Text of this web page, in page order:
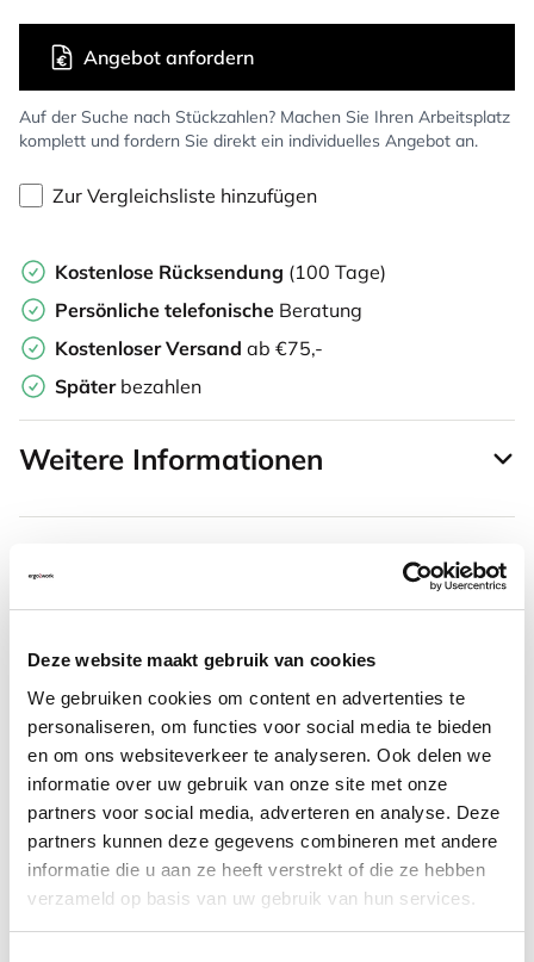
Deze website maakt gebruik van cookies
We gebruiken cookies om content en advertenties te
personaliseren, om functies voor social media te bieden
en om ons websiteverkeer te analyseren. Ook delen we
informatie over uw gebruik van onze site met onze
partners voor social media, adverteren en analyse. Deze
partners kunnen deze gegevens combineren met andere
informatie die u aan ze heeft verstrekt of die ze hebben
verzameld op basis van uw gebruik van hun services.
Auf der Suche nach Stückzahlen? Machen Sie Ihren Arbeitsplatz
komplett und fordern Sie direkt ein individuelles Angebot an.
Angebot anfordern
Zur Vergleichsliste hinzufügen
Kostenlose Rücksendung (100 Tage)
Persönliche telefonische Beratung
Kostenloser Versand ab €75,-
Später bezahlen
Weitere Informationen
Häufig zusammen gekauft mit
Roost V3 stand -
Laptopständer
87,52
Inkl. MwSt.